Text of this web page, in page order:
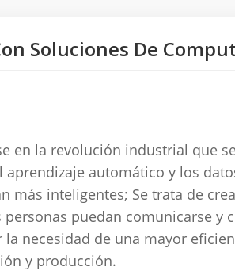
Soluciones De
en la revolución industrial que
automático y los
más inteligentes; Se trata de
puedan comunicarse y
necesidad de una mayor
y producción.